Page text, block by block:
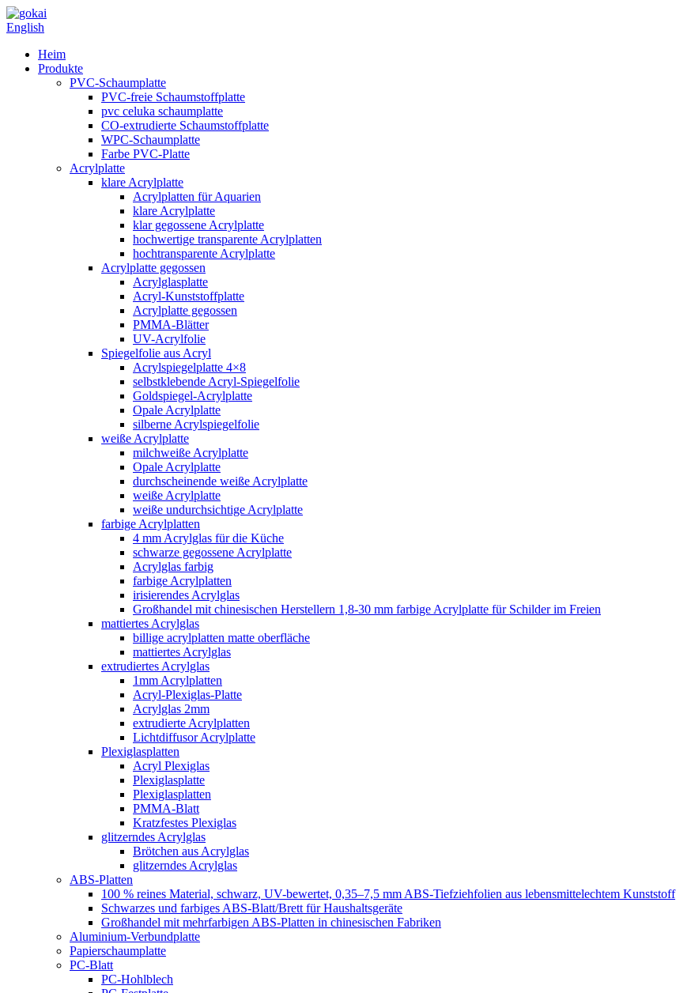
English
Heim
Produkte
PVC-Schaumplatte
PVC-freie Schaumstoffplatte
pvc celuka schaumplatte
CO-extrudierte Schaumstoffplatte
WPC-Schaumplatte
Farbe PVC-Platte
Acrylplatte
klare Acrylplatte
Acrylplatten für Aquarien
klare Acrylplatte
klar gegossene Acrylplatte
hochwertige transparente Acrylplatten
hochtransparente Acrylplatte
Acrylplatte gegossen
Acrylglasplatte
Acryl-Kunststoffplatte
Acrylplatte gegossen
PMMA-Blätter
UV-Acrylfolie
Spiegelfolie aus Acryl
Acrylspiegelplatte 4×8
selbstklebende Acryl-Spiegelfolie
Goldspiegel-Acrylplatte
Opale Acrylplatte
silberne Acrylspiegelfolie
weiße Acrylplatte
milchweiße Acrylplatte
Opale Acrylplatte
durchscheinende weiße Acrylplatte
weiße Acrylplatte
weiße undurchsichtige Acrylplatte
farbige Acrylplatten
4 mm Acrylglas für die Küche
schwarze gegossene Acrylplatte
Acrylglas farbig
farbige Acrylplatten
irisierendes Acrylglas
Großhandel mit chinesischen Herstellern 1,8-30 mm farbige Acrylplatte für Schilder im Freien
mattiertes Acrylglas
billige acrylplatten matte oberfläche
mattiertes Acrylglas
extrudiertes Acrylglas
1mm Acrylplatten
Acryl-Plexiglas-Platte
Acrylglas 2mm
extrudierte Acrylplatten
Lichtdiffusor Acrylplatte
Plexiglasplatten
Acryl Plexiglas
Plexiglasplatte
Plexiglasplatten
PMMA-Blatt
Kratzfestes Plexiglas
glitzerndes Acrylglas
Brötchen aus Acrylglas
glitzerndes Acrylglas
ABS-Platten
100 % reines Material, schwarz, UV-bewertet, 0,35–7,5 mm ABS-Tiefziehfolien aus lebensmittelechtem Kunststoff
Schwarzes und farbiges ABS-Blatt/Brett für Haushaltsgeräte
Großhandel mit mehrfarbigen ABS-Platten in chinesischen Fabriken
Aluminium-Verbundplatte
Papierschaumplatte
PC-Blatt
PC-Hohlblech